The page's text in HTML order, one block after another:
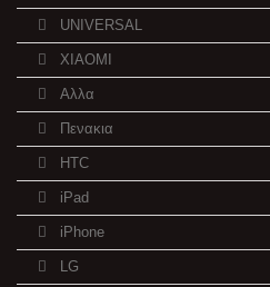
UNIVERSAL
XIAOMI
Αλλα
Πενακια
HTC
iPad
iPhone
LG